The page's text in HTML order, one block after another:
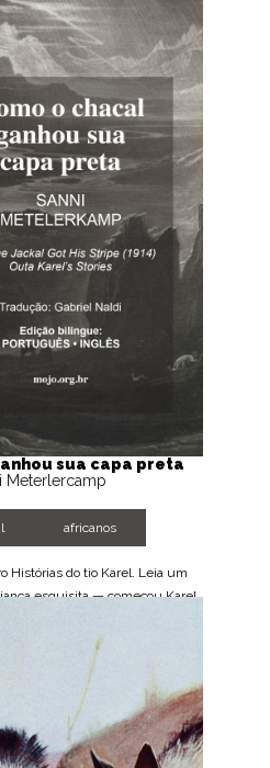
sua capa preta
Meterlercamp
africanos
Histórias do tio Karel. Leia um
esquisita — começou Karel.